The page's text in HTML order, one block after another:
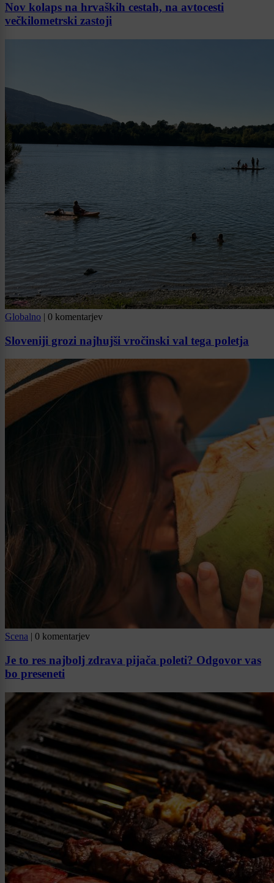
Nov kolaps na hrvaških cestah, na avtocesti
večkilometrski zastoji
Globalno | 0 komentarjev
Sloveniji grozi najhujši vročinski val tega poletja
Scena | 0 komentarjev
Je to res najbolj zdrava pijača poleti? Odgovor vas
bo preseneti